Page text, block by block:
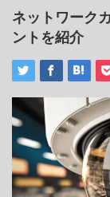
ネットワーク
ントを紹介